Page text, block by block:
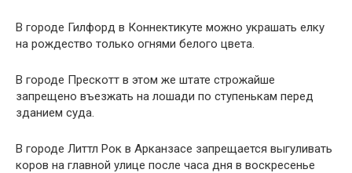
В городе Гилфорд в Коннектикуте можно украшать елку
на рождество только огнями белого цвета.
В городе Прескотт в этом же штате строжайше
запрещено въезжать на лошади по ступенькам перед
зданием суда.
В городе Литтл Рок в Арканзасе запрещается выгуливать
коров на главной улице после часа дня в воскресенье